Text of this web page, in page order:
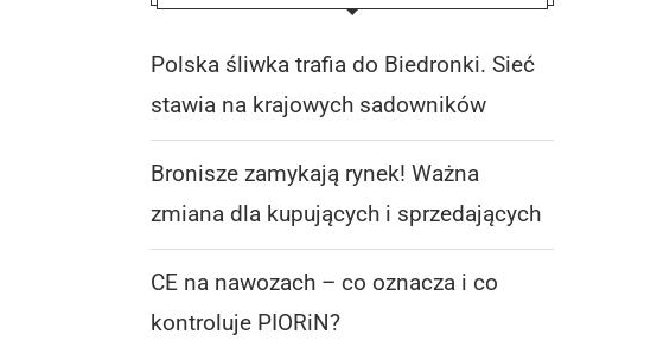
Polska śliwka trafia do Biedronki. Sieć
stawia na krajowych sadowników
Bronisze zamykają rynek! Ważna
zmiana dla kupujących i sprzedających
CE na nawozach – co oznacza i co
kontroluje PIORiN?